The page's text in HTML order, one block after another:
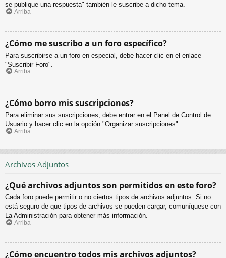
se publique una respuesta" también le suscribe a dicho tema.
Arriba
¿Cómo me suscribo a un foro específico?
Para suscribirse a un foro en especial, debe hacer clic en el enlace
"Suscribir Foro".
Arriba
¿Cómo borro mis suscripciones?
Para eliminar sus suscripciones, debe entrar en el Panel de Control de
Usuario y hacer clic en la opción "Organizar suscripciones".
Arriba
Archivos Adjuntos
¿Qué archivos adjuntos son permitidos en este foro?
Cada foro puede permitir o no ciertos tipos de archivos adjuntos. Si no
está seguro de que tipos de archivos se pueden cargar, comuníquese con
La Administración para obtener más información.
Arriba
¿Cómo encuentro todos mis archivos adjuntos?